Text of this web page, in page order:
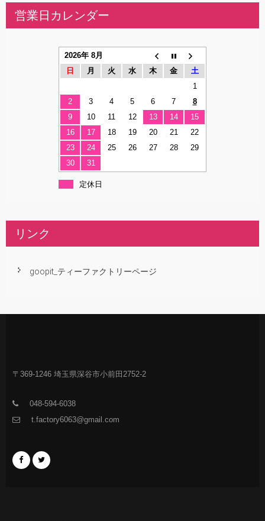
営業日カレンダー
2026年 8月
日
月 火 水 木 金
土
1
2
3 4 5 6 7
8
9
10 11 12 13 14
15
16
17 18 19 20 21
22
23
24 25 26 27 28
29
30
31
定休日
リンク
goopit_ティーファクトリーページ
〒369-1246 埼玉県深谷市小前田2752-2
048-594-6038
t.factory6063@gmail.com